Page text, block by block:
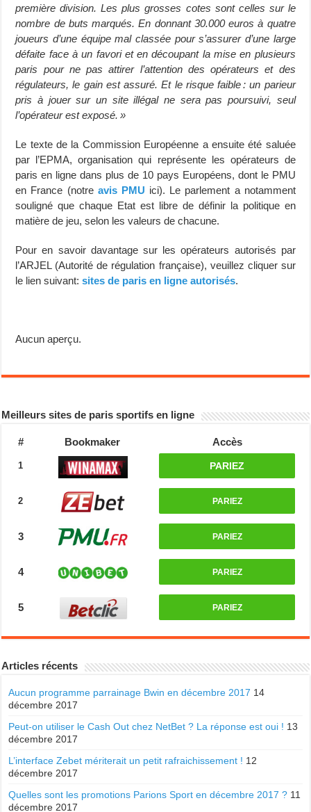
première division. Les plus grosses cotes sont celles sur le
nombre de buts marqués. En donnant 30.000 euros à quatre
joueurs d’une équipe mal classée pour s’assurer d’une large
défaite face à un favori et en découpant la mise en plusieurs
paris pour ne pas attirer l’attention des opérateurs et des
régulateurs, le gain est assuré. Et le risque faible : un parieur
pris à jouer sur un site illégal ne sera pas poursuivi, seul
l’opérateur est exposé. »
Le texte de la Commission Européenne a ensuite été saluée
par l’EPMA, organisation qui représente les opérateurs de
paris en ligne dans plus de 10 pays Européens, dont le PMU
en France (notre avis PMU ici). Le parlement a notamment
souligné que chaque Etat est libre de définir la politique en
matière de jeu, selon les valeurs de chacune.
Pour en savoir davantage sur les opérateurs autorisés par
l’ARJEL (Autorité de régulation française), veuillez cliquer sur
le lien suivant:sites de paris en ligne autorisés.
Aucun aperçu.
Meilleurs sites de paris sportifs en ligne
# Bookmaker Accès
1 PARIEZ
2 PARIEZ
3 PARIEZ
4 PARIEZ
5 PARIEZ
Articles récents
Aucun programme parrainage Bwin en décembre 2017 14
décembre 2017
Peut-on utiliser le Cash Out chez NetBet ? La réponse est oui ! 13
décembre 2017
L’interface Zebet mériterait un petit rafraichissement ! 12
décembre 2017
Quelles sont les promotions Parions Sport en décembre 2017 ? 11
décembre 2017